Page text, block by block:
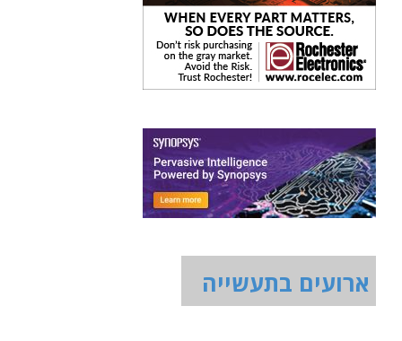
ארועים בתעשייה